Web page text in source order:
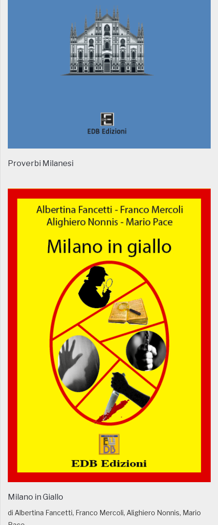
Proverbi Milanesi
Milano in Giallo
di Albertina Fancetti, Franco Mercoli, Alighiero Nonnis, Mario